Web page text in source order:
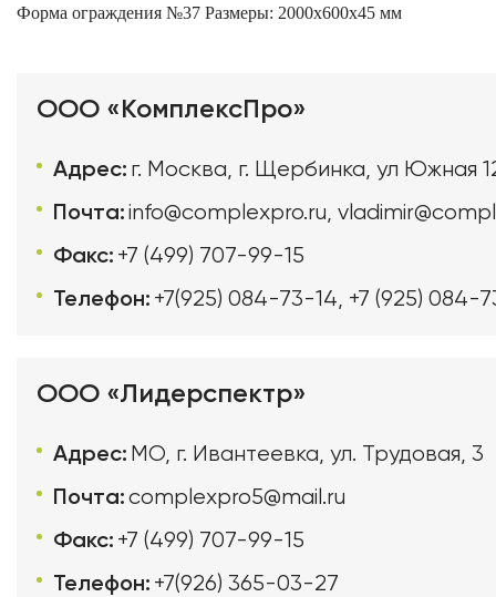
Форма ограждения №37 Размеры: 2000х600х45 мм
ООО «КомплексПро»
Адрес: г. Москва, г. Щербинка, ул Южная
Почта:info@complexpro.ru,
Факс: +7 (499) 707-99-15
Телефон: +7(925) 084-73-14, +7 (925) 084-
ООО «Лидерспектр»
Адрес: МО, г. Ивантеевка, ул. Трудовая, 3
Почта:complexpro5@mail.ru
Факс: +7 (499) 707-99-15
Телефон: +7(926) 365-03-27